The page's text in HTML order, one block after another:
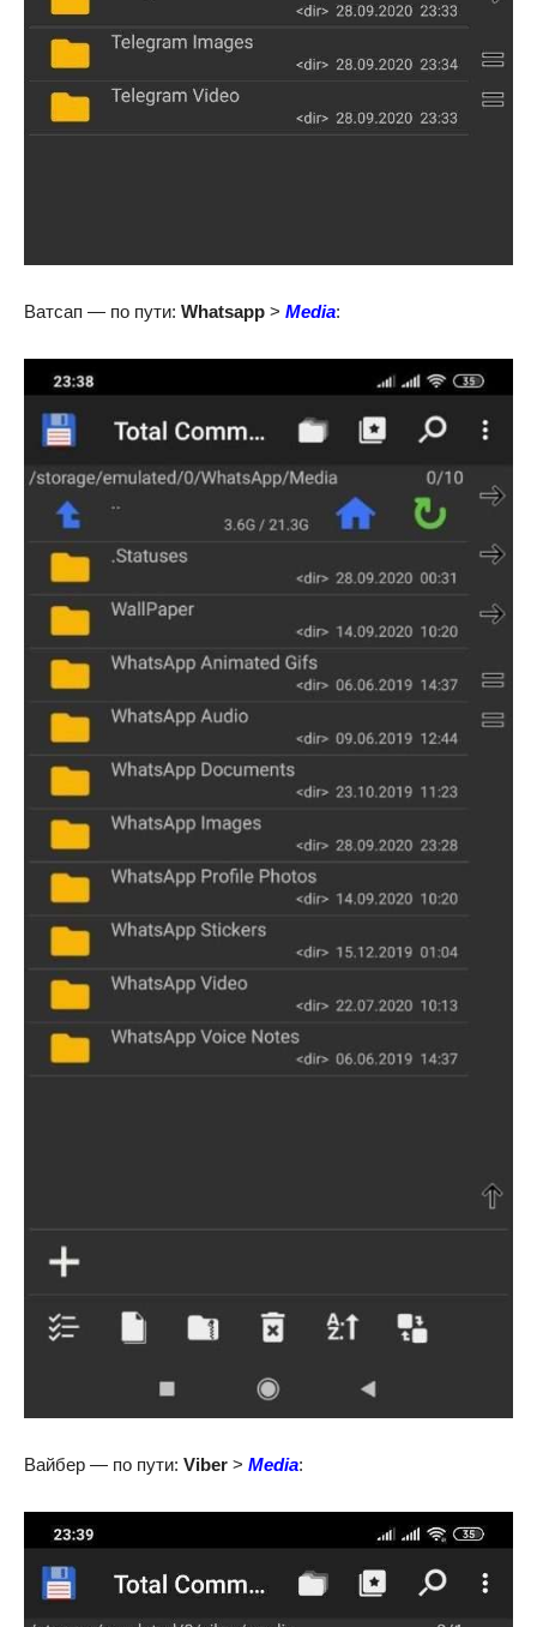
Ватсап — по пути: Whatsapp > Media:
Вайбер — по пути: Viber > Media: